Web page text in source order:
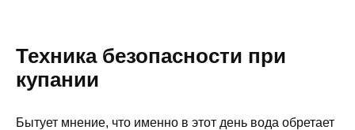
Техника безопасности при
купании
Бытует мнение, что именно в этот день вода обретает